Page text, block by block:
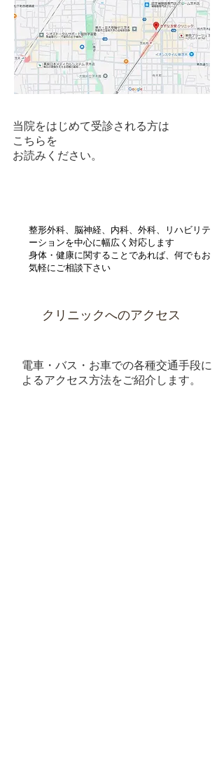
当院をはじめて受診される方は
こちらを
お読みください。
整形外科、脳神経、内科、外科、リハビリテ
ーションを中心に幅広く対応します
身体・健康に関することであれば、何でもお
気軽にご相談下さい
クリニックへのアクセス
電車・バス・お車での各種交通手段に
よるアクセス方法をご紹介します。